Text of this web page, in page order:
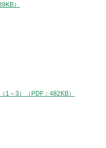
）
1～3）（PDF：482KB）